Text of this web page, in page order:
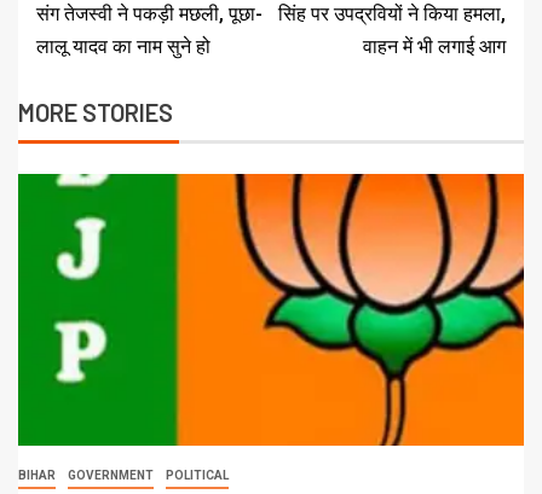
संग तेजस्वी ने पकड़ी मछली, पूछा-
लालू यादव का नाम सुने हो
सिंह पर उपद्रवियों ने किया हमला,
वाहन में भी लगाई आग
MORE STORIES
BIHAR GOVERNMENT POLITICAL